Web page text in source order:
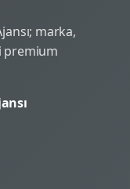
marka,
premium